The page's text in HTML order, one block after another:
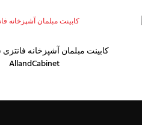
کابینت مبلمان آشپزخانه
AllandCabinet